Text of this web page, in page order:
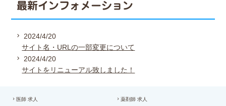
最新インフォメーション
2024/4/20
サイト名・URLの一部変更について
2024/4/20
サイトをリニューアル致しました！
医師 求人 薬剤師 求人